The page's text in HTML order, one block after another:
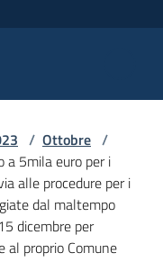
/ Ottobre /
5mila euro per i
alle procedure per i
dal maltempo
dicembre per
al proprio Comune